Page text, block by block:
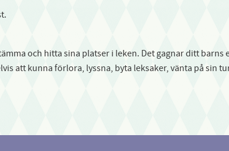
och hitta sina platser i leken. Det gagnar ditt barns
att kunna förlora, lyssna, byta leksaker, vänta på sin